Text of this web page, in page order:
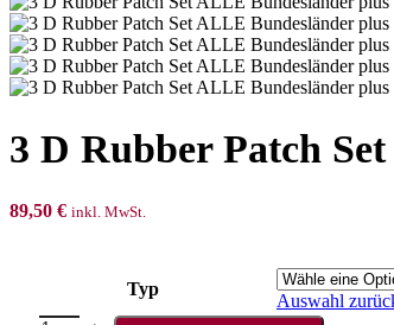
3 D Rubber Patch
89,50 € inkl. MwSt.
Typ
Auswahl